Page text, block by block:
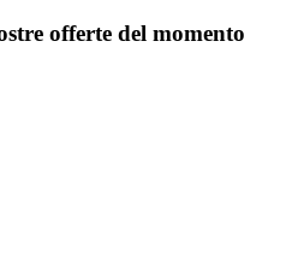
offerte del momento